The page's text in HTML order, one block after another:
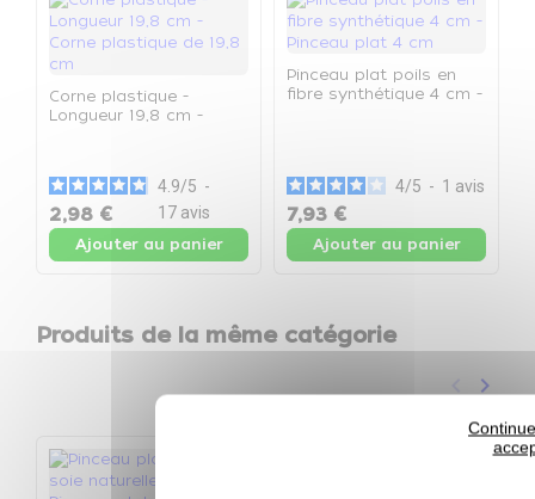
Corne plastique -
Longueur 19,8 cm -
4.9/5 -
17 avis
2,98 €
Ajouter au panier
Pinceau plat poils en
fibre synthétique 4 cm -
4/5 - 1 avis
7,93 €
Ajouter au panier
Produits de la même catégorie
Précédent
keyboard_arrow_left keyboard_arrow_right